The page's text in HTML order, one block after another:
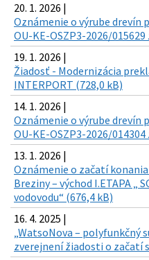
20. 1. 2026 |
Oznámenie o výrube drevín
OU-KE-OSZP3-2026/015629
19. 1. 2026 |
Žiadosť - Modernizácia
INTERPORT (728,0 kB)
14. 1. 2026 |
Oznámenie o výrube drevín
OU-KE-OSZP3-2026/014304
13. 1. 2026 |
Oznámenie o začatí
Breziny – východ I.ETAPA „
vodovodu“ (676,4 kB)
16. 4. 2025 |
„WatsoNova – polyfunkčný
zverejnení žiadosti o začatí